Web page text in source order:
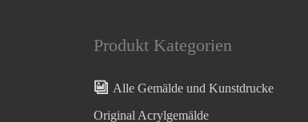
Produkt Kategorien
Alle Gemälde und Kunstdrucke
Original Acrylgemälde